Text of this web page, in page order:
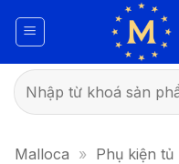
qua
dung
Tìm
kiếm:
Malloca » Phụ kiện tủ